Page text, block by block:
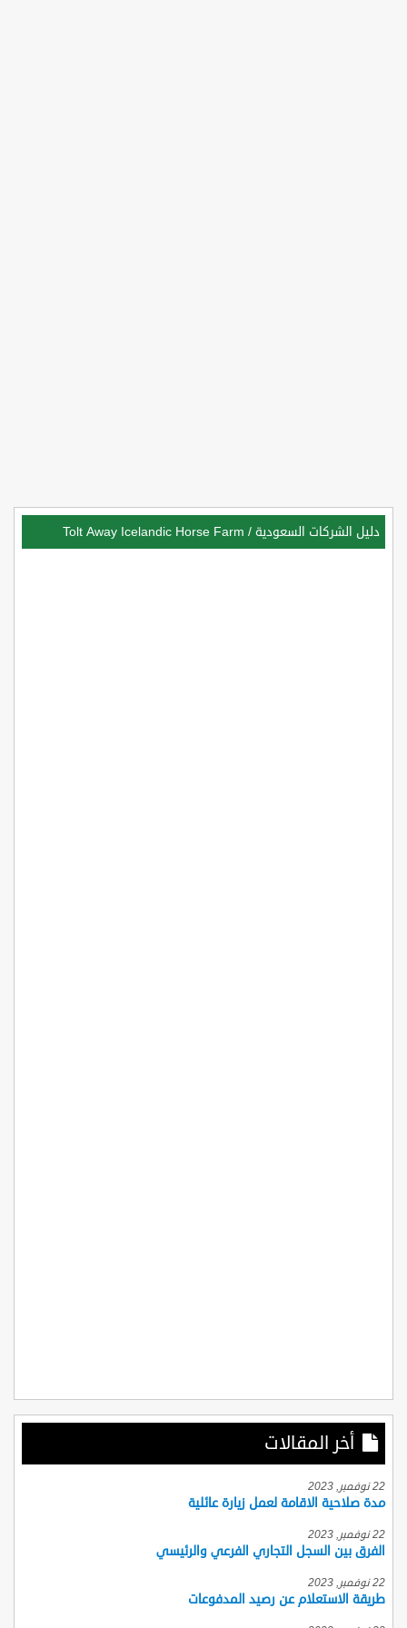
دليل الشركات السعودية /
Tolt Away Icelandic Horse Farm
أخر المقالات
22 نوفمبر, 2023
مدة صلاحية الاقامة لعمل زيارة عائلية
22 نوفمبر, 2023
الفرق بين السجل التجاري الفرعي والرئيسي
22 نوفمبر, 2023
طريقة الاستعلام عن رصيد المدفوعات